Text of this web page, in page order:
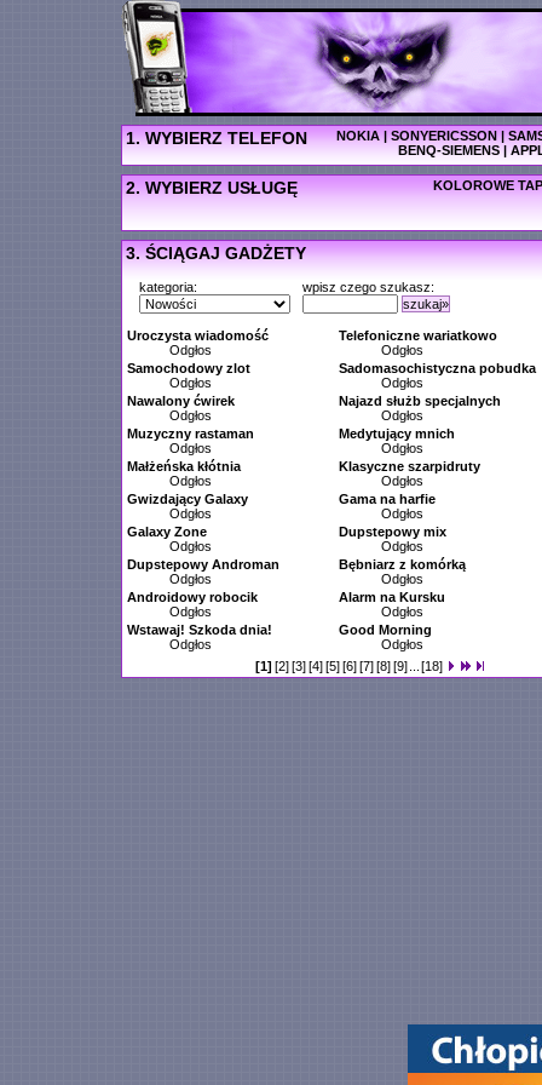
1. WYBIERZ TELEFON NOKIA|SONYERICSSON|
BENQ-SIEMENS|
2. WYBIERZ USŁUGĘ KOLOROWE
3. ŚCIĄGAJ GADŻETY
kategoria:
wpisz czego szukasz:
szukaj»
Uroczysta wiadomość
Odgłos
Telefoniczne wariatkowo
Odgłos
Samochodowy zlot
Odgłos
Sadomasochistyczna pobudka
Odgłos
Nawalony ćwirek
Odgłos
Najazd służb specjalnych
Odgłos
Muzyczny rastaman
Odgłos
Medytujący mnich
Odgłos
Małżeńska kłótnia
Odgłos
Klasyczne szarpidruty
Odgłos
Gwizdający Galaxy
Odgłos
Gama na harfie
Odgłos
Galaxy Zone
Odgłos
Dupstepowy mix
Odgłos
Dupstepowy Androman
Odgłos
Bębniarz z komórką
Odgłos
Androidowy robocik
Odgłos
Alarm na Kursku
Odgłos
Wstawaj! Szkoda dnia!
Odgłos
Good Morning
Odgłos
[1] [2] [3] [4] [5] [6] [7] [8] [9] [18]